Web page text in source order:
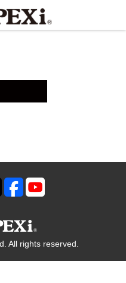
の他
TOYOTA YARIS オ
All rights reserved.